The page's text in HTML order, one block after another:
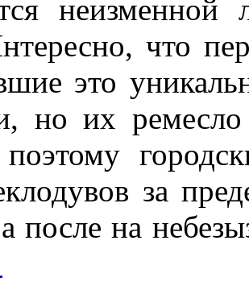
что
это
но их ремесло
поэтому
за
после на